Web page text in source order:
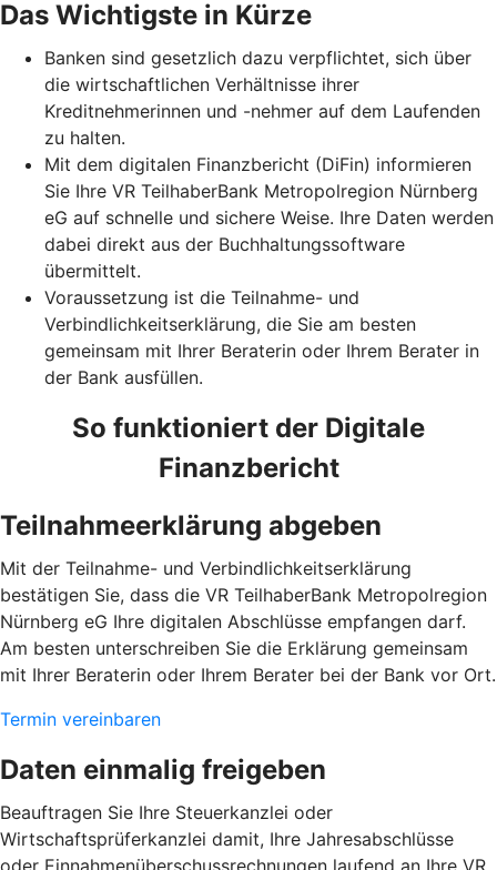
Das Wichtigste in Kürze
Banken sind gesetzlich dazu verpflichtet, sich über
die wirtschaftlichen Verhältnisse ihrer
Kreditnehmerinnen und -nehmer auf dem Laufenden
zu halten.
Mit dem digitalen Finanzbericht (DiFin) informieren
Sie Ihre VR TeilhaberBank Metropolregion Nürnberg
eG auf schnelle und sichere Weise. Ihre Daten werden
dabei direkt aus der Buchhaltungssoftware
übermittelt.
Voraussetzung ist die Teilnahme- und
Verbindlichkeitserklärung, die Sie am besten
gemeinsam mit Ihrer Beraterin oder Ihrem Berater in
der Bank ausfüllen.
So funktioniert der Digitale
Finanzbericht
Teilnahmeerklärung abgeben
Mit der Teilnahme- und Verbindlichkeitserklärung
bestätigen Sie, dass die VR TeilhaberBank Metropolregion
Nürnberg eG Ihre digitalen Abschlüsse empfangen darf.
Am besten unterschreiben Sie die Erklärung gemeinsam
mit Ihrer Beraterin oder Ihrem Berater bei der Bank vor Ort.
Termin vereinbaren
Daten einmalig freigeben
Beauftragen Sie Ihre Steuerkanzlei oder
Wirtschaftsprüferkanzlei damit, Ihre Jahresabschlüsse
oder Einnahmenüberschussrechnungen laufend an Ihre VR